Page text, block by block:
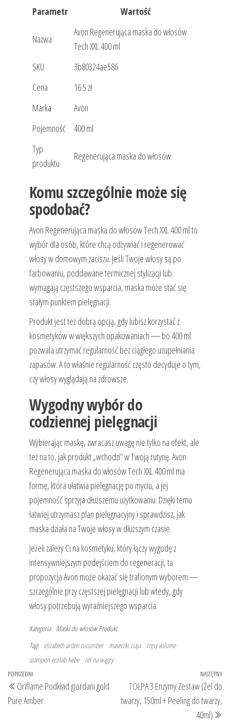
Parametr
Wartość
Nazwa
Avon Regenerująca maska do włosów
Tech XXL 400 ml
SKU
3b80324ae586
Cena
16.5 zł
Marka
Avon
Pojemność
400 ml
Typ
produktu
Regenerująca maska do włosów
Komu szczególnie może się
spodobać?
Avon Regenerująca maska do włosów Tech XXL 400 ml to
wybór dla osób, które chcą odżywiać i regenerować
włosy w domowym zaciszu. Jeśli Twoje włosy są po
farbowaniu, poddawane termicznej stylizacji lub
wymagają częstszego wsparcia, maska może stać się
stałym punktem pielęgnacji.
Produkt jest też dobrą opcją, gdy lubisz korzystać z
kosmetyków w większych opakowaniach — bo 400 ml
pozwala utrzymać regularność bez ciągłego uzupełniania
zapasów. A to właśnie regularność często decyduje o tym,
czy włosy wyglądają na zdrowsze.
Wygodny wybór do
codziennej pielęgnacji
Wybierając maskę, zwracasz uwagę nie tylko na efekt, ale
też na to, jak produkt „wchodzi” w Twoją rutynę. Avon
Regenerująca maska do włosów Tech XXL 400 ml ma
formę, która ułatwia pielęgnację po myciu, a jej
pojemność sprzyja dłuższemu użytkowaniu. Dzięki temu
łatwiej utrzymasz plan pielęgnacyjny i sprawdzisz, jak
maska działa na Twoje włosy w dłuższym czasie.
Jeżeli zależy Ci na kosmetyku, który łączy wygodę z
intensywniejszym podejściem do regeneracji, ta
propozycja Avon może okazać się trafionym wyborem —
szczególnie przy częstszej pielęgnacji lub wtedy, gdy
włosy potrzebują wyraźniejszego wsparcia.
Kategoria Maski do włosów Produkt
Tagi elizabeth arden cucumber maseczki ziaja
rzęsy volume
szampon ecolab hebe
żel na wągry
Nawigacja
wpisu
Poprzedni
wpis
POPRZEDNI
Oriflame Podkład giordani gold
Pure Amber
NASTĘPNY
TOŁPA 3 Enzymy Zestaw (Żel do
twarzy, 150ml + Peeling do twarzy,
40ml)